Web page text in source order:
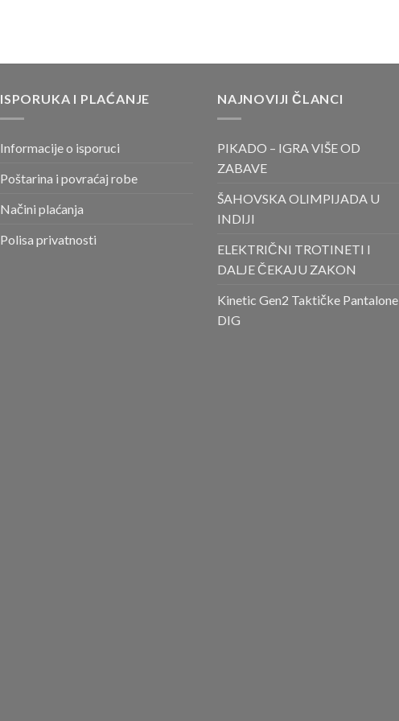
ISPORUKA I PLAĆANJE
Informacije o isporuci
Poštarina i povraćaj robe
Načini plaćanja
Polisa privatnosti
NAJNOVIJI ČLANCI
PIKADO – IGRA VIŠE OD
ZABAVE
ŠAHOVSKA OLIMPIJADA U
INDIJI
ELEKTRIČNI TROTINETI I
DALJE ČEKAJU ZAKON
Kinetic Gen2 Taktičke Pantalone
DIG